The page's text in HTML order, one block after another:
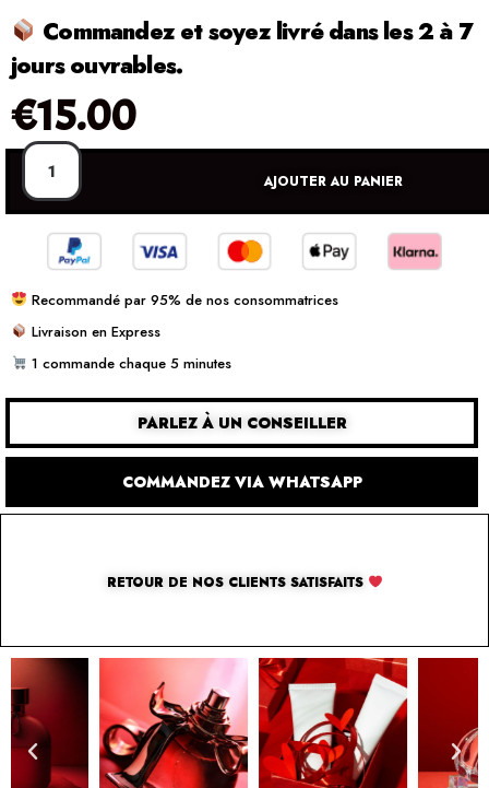
Commandez et soyez livré dans les 2 à 7
jours ouvrables.
€15.00
AJOUTER AU PANIER
Recommandé par 95% de nos consommatrices
Livraison en Express
1 commande chaque 5 minutes
PARLEZ À UN CONSEILLER
COMMANDEZ VIA WHATSAPP
RETOUR DE NOS CLIENTS SATISFAITS